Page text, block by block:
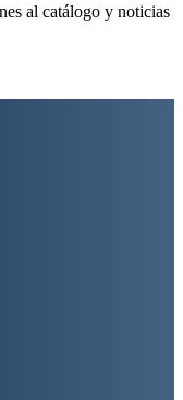
al catálogo y noticias